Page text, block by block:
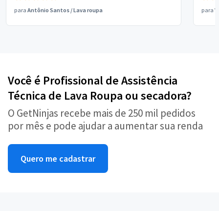
para Antônio Santos /Lava roupa para
Você é Profissional de Assistência
Técnica de Lava Roupa ou secadora?
O GetNinjas recebe mais de 250 mil pedidos
por mês e pode ajudar a aumentar sua renda
Quero me cadastrar